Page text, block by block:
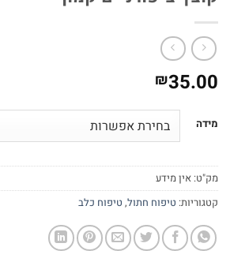
₪35.00
מידה
מק"ט: אין מידע
קטגוריות: טיפוח חתול, טיפוח כלב